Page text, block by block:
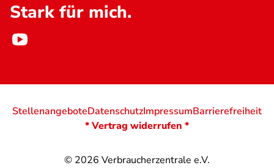
Stark für mich.
© 2026 Verbraucherzentrale e.V.
StellenangeboteDatenschutzImpressumBarrierefreiheit
* Vertrag widerrufen *